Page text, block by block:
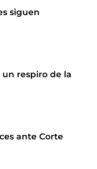
siguen
respiro de la
ante Corte